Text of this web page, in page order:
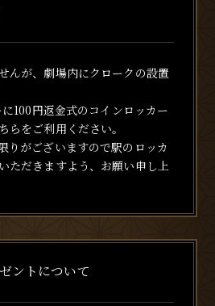
んが、劇場内にクロークの設置
100円返金式のコインロッカー
らをご利用ください。
りがございますので駅のロッカ
ただきますよう、お願い申し上
ントについて